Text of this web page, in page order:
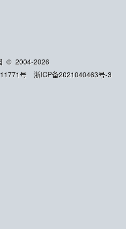
© 2004-2026
号
浙ICP备2021040463号-3